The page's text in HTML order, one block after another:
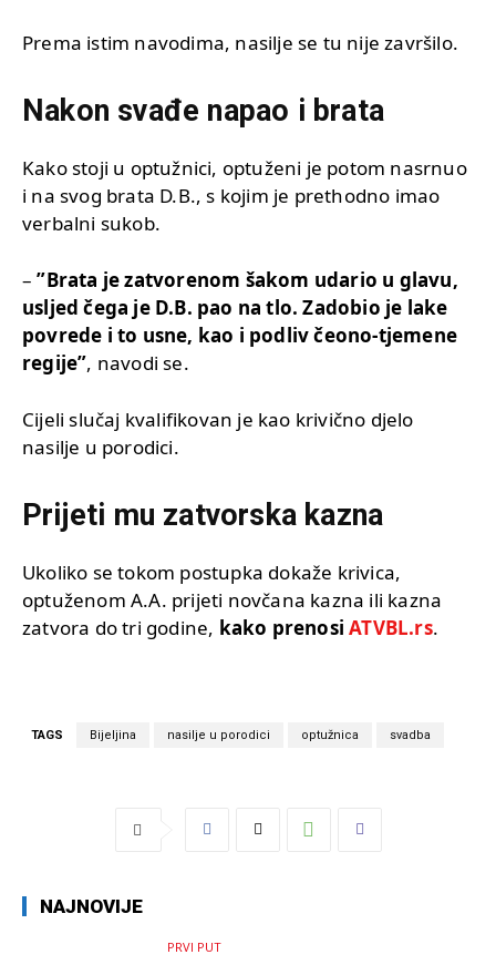
Prema istim navodima, nasilje se tu nije završilo.
Nakon svađe napao i brata
Kako stoji u optužnici, optuženi je potom nasrnuo
i na svog brata D.B., s kojim je prethodno imao
verbalni sukob.
–”Brata je zatvorenom šakom udario u glavu,
usljed čega je D.B. pao na tlo. Zadobio je lake
povrede i to usne, kao i podliv čeono-tjemene
regije”, navodi se.
Cijeli slučaj kvalifikovan je kao krivično djelo
nasilje u porodici.
Prijeti mu zatvorska kazna
Ukoliko se tokom postupka dokaže krivica,
optuženom A.A. prijeti novčana kazna ili kazna
zatvora do tri godine, kako prenosiATVBL.rs.
TAGS Bijeljina nasilje u porodici optužnica svadba
NAJNOVIJE
PRVI PUT